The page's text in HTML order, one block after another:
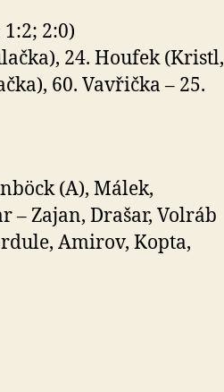
1:2; 2:0)
24. Houfek (Kristl,
60. Vavřička – 25.
(A), Málek,
– Zajan, Drašar, Volráb
Amirov, Kopta,